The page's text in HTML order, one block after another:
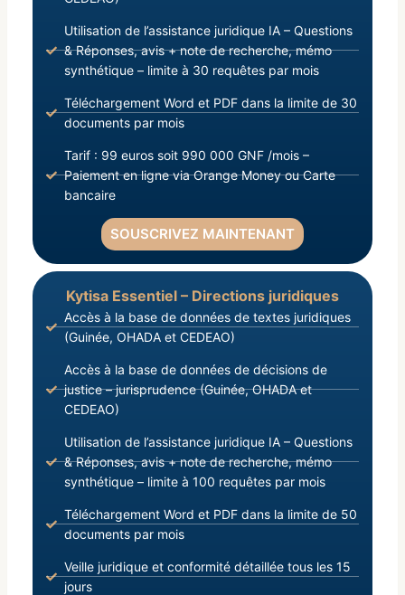
Utilisation de l’assistance juridique IA – Questions
& Réponses, avis + note de recherche, mémo
synthétique – limite à 30 requêtes par mois
Téléchargement Word et PDF dans la limite de 30
documents par mois
Tarif : 99 euros soit 990 000 GNF /mois –
Paiement en ligne via Orange Money ou Carte
bancaire
SOUSCRIVEZ MAINTENANT
Kytisa Essentiel – Directions juridiques
Accès à la base de données de textes juridiques
(Guinée, OHADA et CEDEAO)
Accès à la base de données de décisions de
justice – jurisprudence (Guinée, OHADA et
CEDEAO)
Utilisation de l’assistance juridique IA – Questions
& Réponses, avis + note de recherche, mémo
synthétique – limite à 100 requêtes par mois
Téléchargement Word et PDF dans la limite de 50
documents par mois
Veille juridique et conformité détaillée tous les 15
jours